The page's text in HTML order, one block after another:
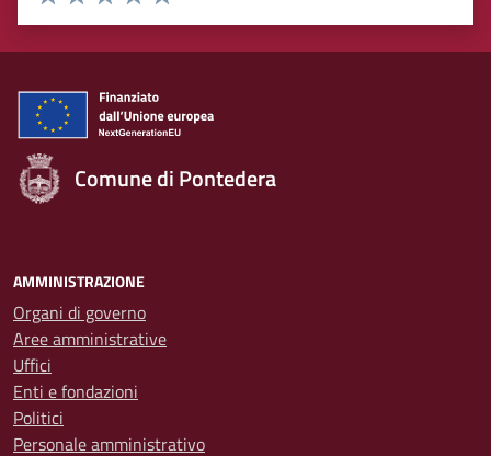
Valuta 5 stelle su 5
Valuta 4 stelle su 5
Valuta 3 stelle su 5
Valuta 2 stelle su 5
Valuta 1 stelle su 5
Comune di Pontedera
AMMINISTRAZIONE
Organi di governo
Aree amministrative
Uffici
Enti e fondazioni
Politici
Personale amministrativo